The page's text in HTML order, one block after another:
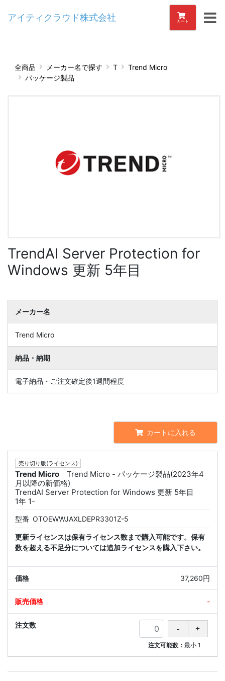
アイティクラウド株式会社 カート
全商品 メーカー名で探す T
Trend Micro
パッケージ製品
TrendAI Server Protection for
Windows 更新 5年目
メーカー名
Trend Micro
納品・納期
電子納品・ご注文確定後1週間程度
カートに入れる
売り切り版(ライセンス)
Trend Micro
Trend Micro - パッケージ製品(2023年4
月以降の新価格)
TrendAI Server Protection for Windows 更新 5年目
1年 1-
型番 OTOEWWJAXLDEPR3301Z-5
更新ライセンスは保有ライセンス数まで購入可能です。保有
数を超える不足分については追加ライセンスを購入下さい。
37,260円
-
注文可能数：最小 1